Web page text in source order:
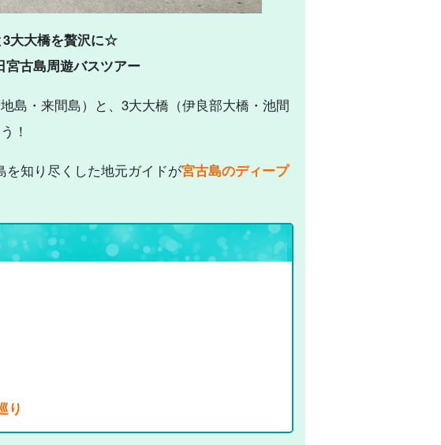
3大大橋を贅沢に☆
宮古島周遊バスツアー
島・来間島）と、3大大橋（伊良部大橋・池間
！
知り尽くした地元ガイドが宮古島のディープ
り